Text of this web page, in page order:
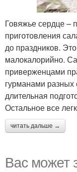
Говяжье сердце –
приготовления
до праздников.
малокалорийно.
приверженцами
гурманами
длительная
Остальное все
читать дальше →
Вас может